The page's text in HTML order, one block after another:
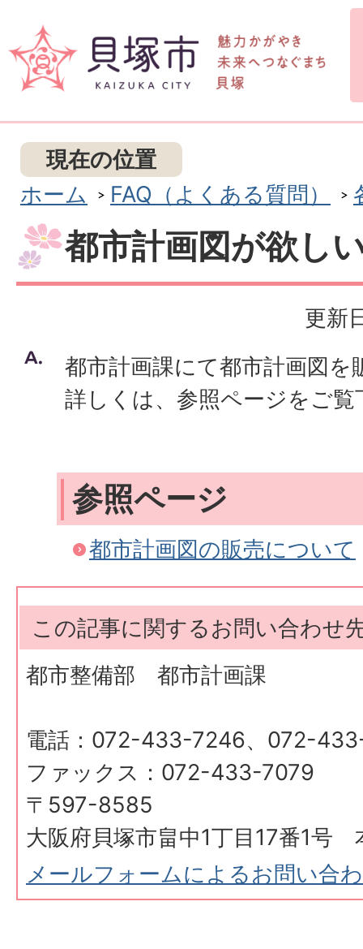
現在の位置
ホーム
FAQ（よくある質問）
都市計画図が欲し
更新
都市計画課にて都市計画図
詳しくは、参照ページをご覧
参照ページ
都市計画図の販売について
この記事に関するお問い合わせ
都市整備部 都市計画課
電話：072-433-7246、072-
ファックス：072-433-7079
〒597-8585
大阪府貝塚市畠中1丁目17番1号
メールフォームによるお問い合